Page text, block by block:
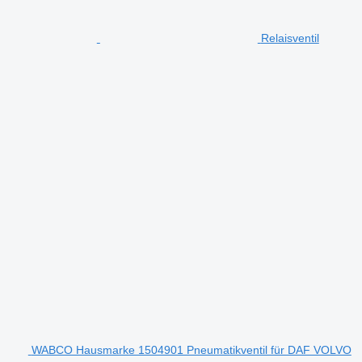
Relaisventil
WABCO Hausmarke 1504901 Pneumatikventil für DAF VOLVO